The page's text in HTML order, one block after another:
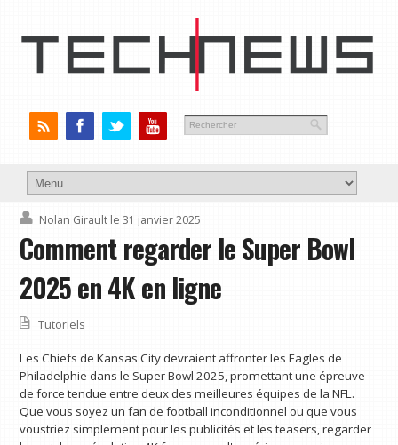
Nolan Girault le 31 janvier 2025
Comment regarder le Super Bowl
2025 en 4K en ligne
Tutoriels
Les Chiefs de Kansas City devraient affronter les Eagles de
Philadelphie dans le Super Bowl 2025, promettant une épreuve
de force tendue entre deux des meilleures équipes de la NFL.
Que vous soyez un fan de football inconditionnel ou que vous
voustriez simplement pour les publicités et les teasers, regarder